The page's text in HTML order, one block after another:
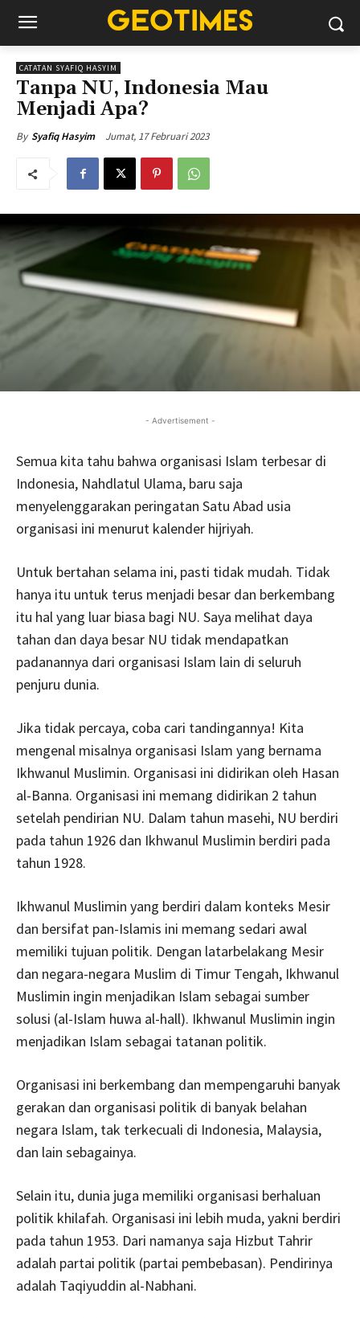
CATATAN SYAFIQ HASYIM
Tanpa NU, Indonesia Mau
Menjadi Apa?
By Syafiq Hasyim Jumat, 17 Februari 2023
- Advertisement -
Semua kita tahu bahwa organisasi Islam terbesar di
Indonesia, Nahdlatul Ulama, baru saja
menyelenggarakan peringatan Satu Abad usia
organisasi ini menurut kalender hijriyah.
Untuk bertahan selama ini, pasti tidak mudah. Tidak
hanya itu untuk terus menjadi besar dan berkembang
itu hal yang luar biasa bagi NU. Saya melihat daya
tahan dan daya besar NU tidak mendapatkan
padanannya dari organisasi Islam lain di seluruh
penjuru dunia.
Jika tidak percaya, coba cari tandingannya! Kita
mengenal misalnya organisasi Islam yang bernama
Ikhwanul Muslimin. Organisasi ini didirikan oleh Hasan
al-Banna. Organisasi ini memang didirikan 2 tahun
setelah pendirian NU. Dalam tahun masehi, NU berdiri
pada tahun 1926 dan Ikhwanul Muslimin berdiri pada
tahun 1928.
Ikhwanul Muslimin yang berdiri dalam konteks Mesir
dan bersifat pan-Islamis ini memang sedari awal
memiliki tujuan politik. Dengan latarbelakang Mesir
dan negara-negara Muslim di Timur Tengah, Ikhwanul
Muslimin ingin menjadikan Islam sebagai sumber
solusi (al-Islam huwa al-hall). Ikhwanul Muslimin ingin
menjadikan Islam sebagai tatanan politik.
Organisasi ini berkembang dan mempengaruhi banyak
gerakan dan organisasi politik di banyak belahan
negara Islam, tak terkecuali di Indonesia, Malaysia,
dan lain sebagainya.
Selain itu, dunia juga memiliki organisasi berhaluan
politik khilafah. Organisasi ini lebih muda, yakni berdiri
pada tahun 1953. Dari namanya saja Hizbut Tahrir
adalah partai politik (partai pembebasan). Pendirinya
adalah Taqiyuddin al-Nabhani.